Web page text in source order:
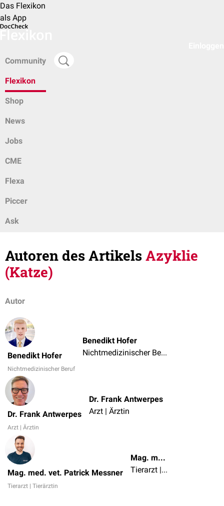
Das Flexikon
als App
Community
Flexikon
Shop
News
Jobs
CME
Flexa
Piccer
Ask
Autoren des ArtikelsAzyklie
(Katze)
Autor
Benedikt Hofer
Nichtmedizinischer Beruf
Benedikt Hofer
Nichtmedizinischer Beruf
Dr. Frank Antwerpes
Arzt | Ärztin
Dr. Frank Antwerpes
Arzt | Ärztin
Mag. med. vet. Patrick Messner
Tierarzt | Tierärztin
Mag. med. vet. Patrick Messner
Tierarzt | Tierärztin